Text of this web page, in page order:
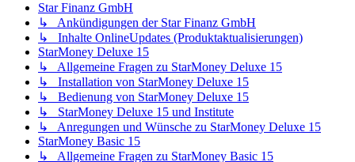
Star Finanz GmbH
↳ Ankündigungen der Star Finanz GmbH
↳ Inhalte OnlineUpdates (Produktaktualisierungen)
StarMoney Deluxe 15
↳ Allgemeine Fragen zu StarMoney Deluxe 15
↳ Installation von StarMoney Deluxe 15
↳ Bedienung von StarMoney Deluxe 15
↳ StarMoney Deluxe 15 und Institute
↳ Anregungen und Wünsche zu StarMoney Deluxe 15
StarMoney Basic 15
↳ Allgemeine Fragen zu StarMoney Basic 15